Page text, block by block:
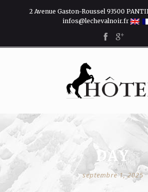
2 Avenue Gaston-Roussel 93500
infos@lechevalnoir.fr
DAY
septembre 1, 2025